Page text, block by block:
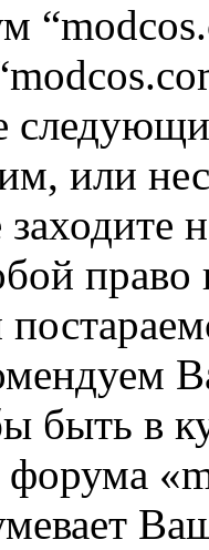
или
быть в